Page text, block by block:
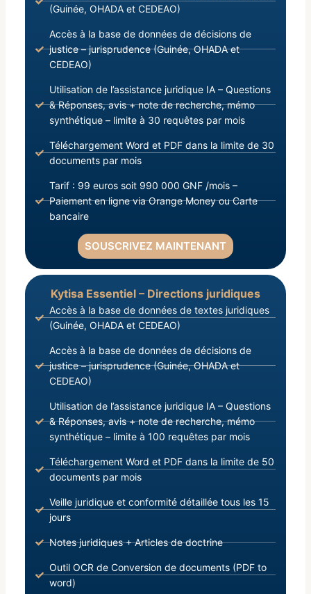
(Guinée, OHADA et CEDEAO)
Accès à la base de données de décisions de
justice – jurisprudence (Guinée, OHADA et
CEDEAO)
Utilisation de l’assistance juridique IA – Questions
& Réponses, avis + note de recherche, mémo
synthétique – limite à 30 requêtes par mois
Téléchargement Word et PDF dans la limite de 30
documents par mois
Tarif : 99 euros soit 990 000 GNF /mois –
Paiement en ligne via Orange Money ou Carte
bancaire
SOUSCRIVEZ MAINTENANT
Kytisa Essentiel – Directions juridiques
Accès à la base de données de textes juridiques
(Guinée, OHADA et CEDEAO)
Accès à la base de données de décisions de
justice – jurisprudence (Guinée, OHADA et
CEDEAO)
Utilisation de l’assistance juridique IA – Questions
& Réponses, avis + note de recherche, mémo
synthétique – limite à 100 requêtes par mois
Téléchargement Word et PDF dans la limite de 50
documents par mois
Veille juridique et conformité détaillée tous les 15
jours
Notes juridiques + Articles de doctrine
Outil OCR de Conversion de documents (PDF to
word)